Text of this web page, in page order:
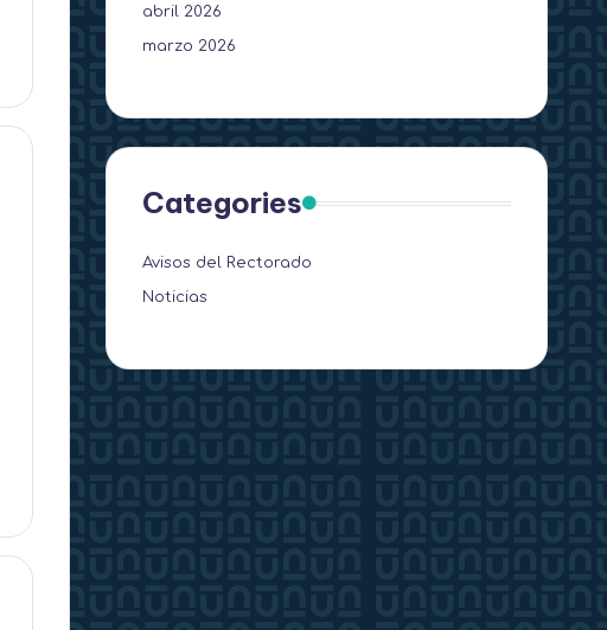
abril 2026
marzo 2026
Categories
Avisos del Rectorado
Noticias